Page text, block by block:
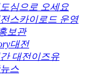
심으로 오세요
스카이로드 운영
보관
대전
대전이즈유
스